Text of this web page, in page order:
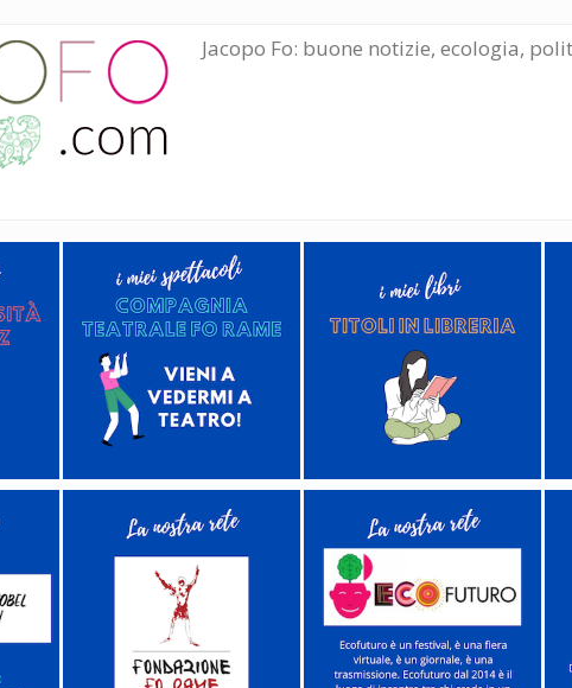
Jacopo Fo: buone notizie, ecologia,